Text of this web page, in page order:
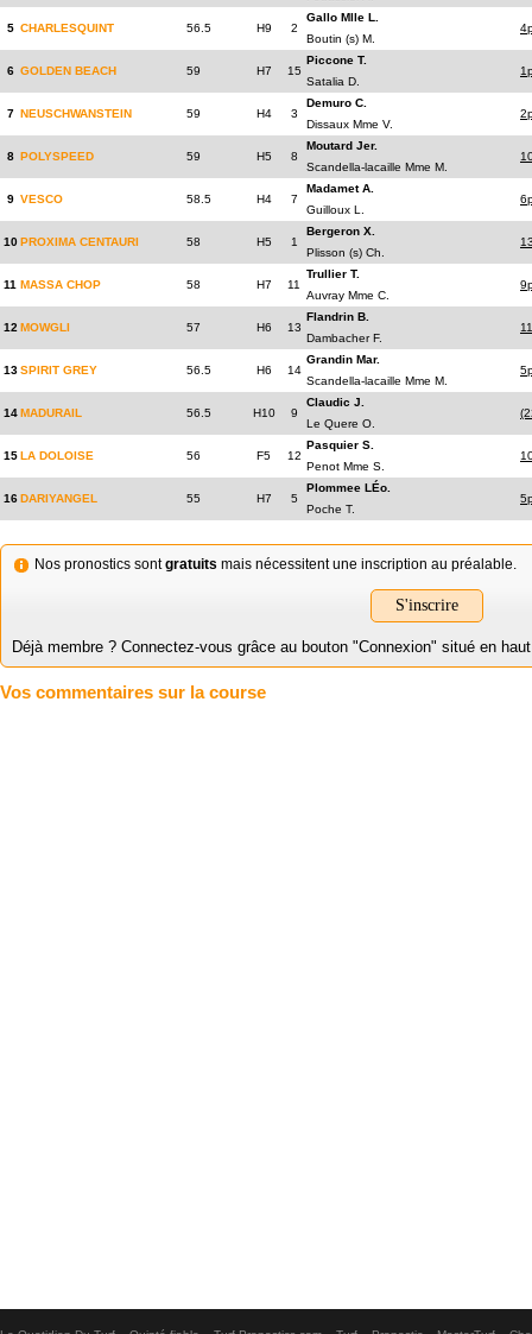
5 CHARLESQUINT 56.5 H9 2
Gallo Mlle L.
Boutin (s) M.
6 GOLDEN BEACH 59 H7 15
Piccone T.
Satalia D.
7 NEUSCHWANSTEIN 59 H4 3
Demuro C.
Dissaux Mme V.
8 POLYSPEED 59 H5 8
Moutard Jer.
Scandella-lacaille Mme M.
9 VESCO 58.5 H4 7
Madamet A.
Guilloux L.
10 PROXIMA CENTAURI 58 H5 1
Bergeron X.
Plisson (s) Ch.
11 MASSA CHOP 58 H7 11
Trullier T.
Auvray Mme C.
12 MOWGLI 57 H6 13
Flandrin B.
Dambacher F.
13 SPIRIT GREY 56.5 H6 14
Grandin Mar.
Scandella-lacaille Mme M.
14 MADURAIL 56.5 H10 9
Claudic J.
Le Quere O.
15 LA DOLOISE 56 F5 12
Pasquier S.
Penot Mme S.
16 DARIYANGEL 55 H7 5
Plommee LÉo.
Poche T.
Nos pronostics sontgratuits mais nécessitent une inscription au préalable.
S'inscrire
Déjà membre ? Connectez-vous grâce au bouton "Connexion" situé en
Vos commentaires sur la course